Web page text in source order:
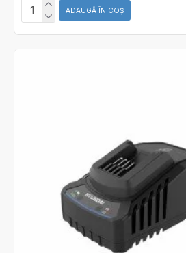
ADAUGĂ ÎN COŞ